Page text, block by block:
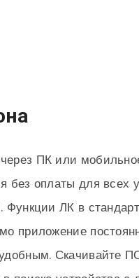
ПК или
без оплаты для всех
ЛК в
приложение
Скачивайте